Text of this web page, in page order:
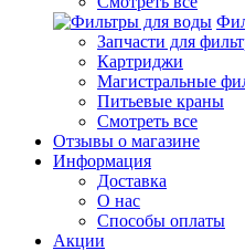
Запчасти для
Картриджи
Магистральные
Питьевые краны
Смотреть все
Отзывы о магазине
Информация
Доставка
О нас
Способы оплаты
Акции